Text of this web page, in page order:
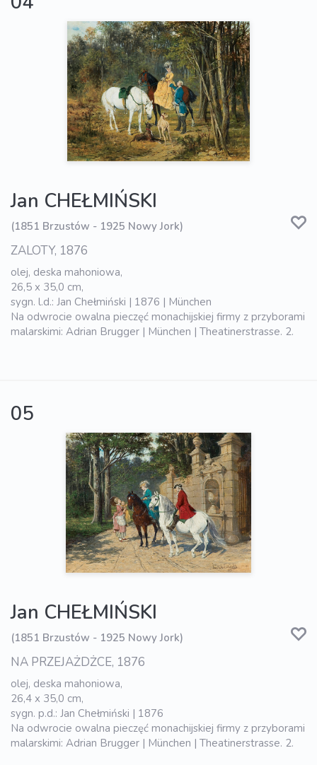
Jan CHEŁMIŃSKI
(1851 Brzustów - 1925 Nowy Jork)
ZALOTY, 1876
olej, deska mahoniowa,
26,5 x 35,0 cm,
sygn. l.d.: Jan Chełmiński | 1876 | München
Na odwrocie owalna pieczęć monachijskiej firmy z przyborami
malarskimi: Adrian Brugger | München | Theatinerstrasse. 2.
05
Jan CHEŁMIŃSKI
(1851 Brzustów - 1925 Nowy Jork)
NA PRZEJAŻDŻCE, 1876
olej, deska mahoniowa,
26,4 x 35,0 cm,
sygn. p.d.: Jan Chełmiński | 1876
Na odwrocie owalna pieczęć monachijskiej firmy z przyborami
malarskimi: Adrian Brugger | München | Theatinerstrasse. 2.